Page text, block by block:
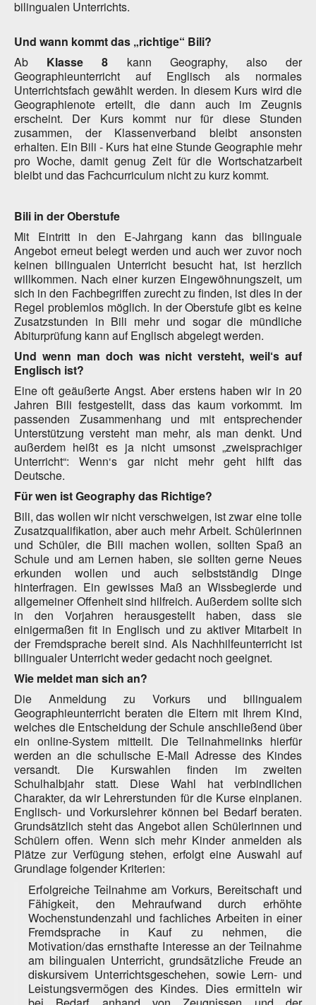
bilingualen Unterrichts.
Und wann kommt das „richtige“ Bili?
Ab Klasse 8 kann Geography, also der
Geographieunterricht auf Englisch als normales
Unterrichtsfach gewählt werden. In diesem Kurs wird die
Geographienote erteilt, die dann auch im Zeugnis
erscheint. Der Kurs kommt nur für diese Stunden
zusammen, der Klassenverband bleibt ansonsten
erhalten. Ein Bili - Kurs hat eine Stunde Geographie mehr
pro Woche, damit genug Zeit für die Wortschatzarbeit
bleibt und das Fachcurriculum nicht zu kurz kommt.
Bili in der Oberstufe
Mit Eintritt in den E-Jahrgang kann das bilinguale
Angebot erneut belegt werden und auch wer zuvor noch
keinen bilingualen Unterricht besucht hat, ist herzlich
willkommen. Nach einer kurzen Eingewöhnungszeit, um
sich in den Fachbegriffen zurecht zu finden, ist dies in der
Regel problemlos möglich. In der Oberstufe gibt es keine
Zusatzstunden in Bili mehr und sogar die mündliche
Abiturprüfung kann auf Englisch abgelegt werden.
Und wenn man doch was nicht versteht, weil‘s auf
Englisch ist?
Eine oft geäußerte Angst. Aber erstens haben wir in 20
Jahren Bili festgestellt, dass das kaum vorkommt. Im
passenden Zusammenhang und mit entsprechender
Unterstützung versteht man mehr, als man denkt. Und
außerdem heißt es ja nicht umsonst „zweisprachiger
Unterricht“: Wenn‘s gar nicht mehr geht hilft das
Deutsche.
Für wen ist Geography das Richtige?
Bili, das wollen wir nicht verschweigen, ist zwar eine tolle
Zusatzqualifikation, aber auch mehr Arbeit. Schülerinnen
und Schüler, die Bili machen wollen, sollten Spaß an
Schule und am Lernen haben, sie sollten gerne Neues
erkunden wollen und auch selbstständig Dinge
hinterfragen. Ein gewisses Maß an Wissbegierde und
allgemeiner Offenheit sind hilfreich. Außerdem sollte sich
in den Vorjahren herausgestellt haben, dass sie
einigermaßen fit in Englisch und zu aktiver Mitarbeit in
der Fremdsprache bereit sind. Als Nachhilfeunterricht ist
bilingualer Unterricht weder gedacht noch geeignet.
Wie meldet man sich an?
Die Anmeldung zu Vorkurs und bilingualem
Geographieunterricht beraten die Eltern mit Ihrem Kind,
welches die Entscheidung der Schule anschließend über
ein online-System mitteilt. Die Teilnahmelinks hierfür
werden an die schulische E-Mail Adresse des Kindes
versandt. Die Kurswahlen finden im zweiten
Schulhalbjahr statt. Diese Wahl hat verbindlichen
Charakter, da wir Lehrerstunden für die Kurse einplanen.
Englisch- und Vorkurslehrer können bei Bedarf beraten.
Grundsätzlich steht das Angebot allen Schülerinnen und
Schülern offen. Wenn sich mehr Kinder anmelden als
Plätze zur Verfügung stehen, erfolgt eine Auswahl auf
Grundlage folgender Kriterien:
Erfolgreiche Teilnahme am Vorkurs, Bereitschaft und
Fähigkeit, den Mehraufwand durch erhöhte
Wochenstundenzahl und fachliches Arbeiten in einer
Fremdsprache in Kauf zu nehmen, die
Motivation/das ernsthafte Interesse an der Teilnahme
am bilingualen Unterricht, grundsätzliche Freude an
diskursivem Unterrichtsgeschehen, sowie Lern- und
Leistungsvermögen des Kindes. Dies ermitteln wir